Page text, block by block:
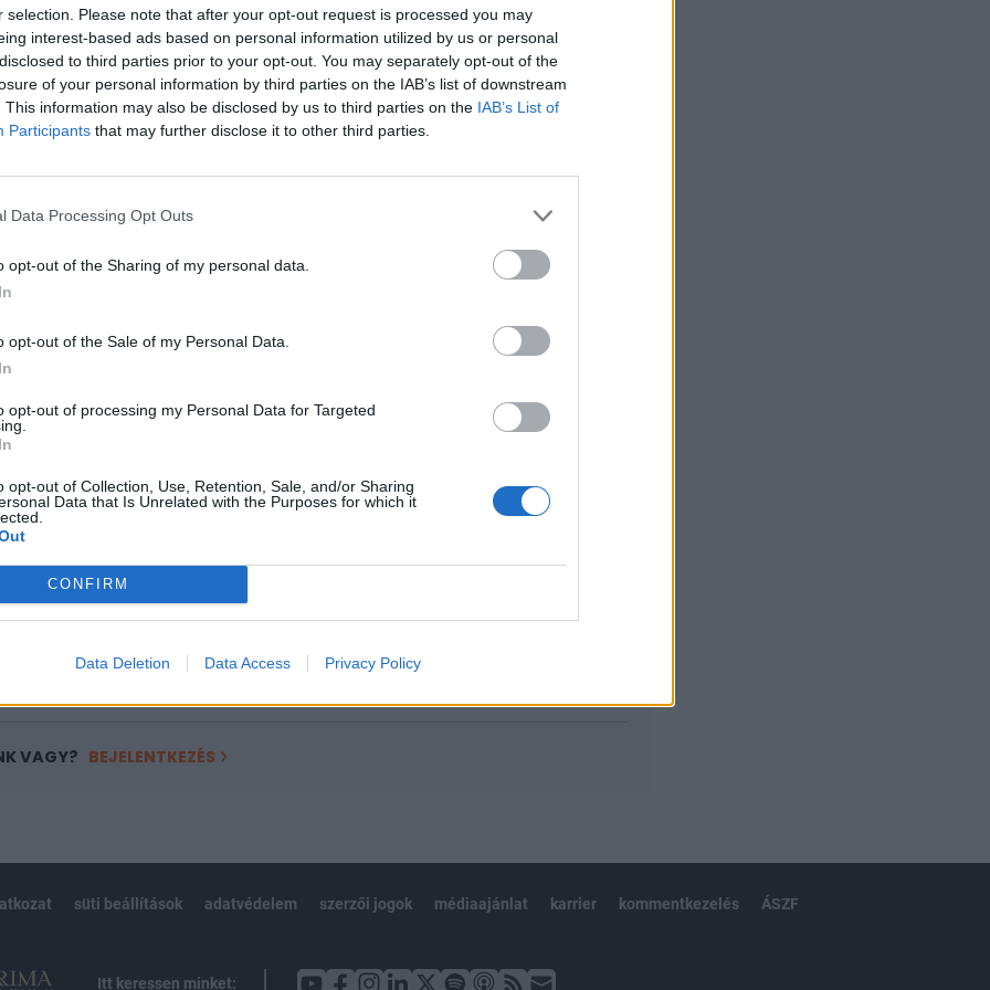
selection. Please note that after your opt-out request is processed you may
interest-based ads based on personal information utilized by us or personal
to third parties prior to your opt-out. You may separately opt-out of the
of your personal information by third parties on the IAB’s list of downstream
This information may also be disclosed by us to third parties on the IAB’s List of
Participants that may further disclose it to other third parties.
Data Processing Opt Outs
opt-out of the Sharing of my personal data.
opt-out of the Sale of my Personal Data.
opt-out of processing my Personal Data for Targeted
opt-out of Collection, Use, Retention, Sale, and/or Sharing
Data that Is Unrelated with the Purposes for which it
CONFIRM
Data Deletion Data Access Privacy Policy
hogy az Európai Gyógyszerügynökség szakbizottsága pozitív
Junod és Yaxwer nevű bioszimiláris denosumab készítményeik
hozatali engedélyére. Ezek a gyógyszerek a csontritkulás,
megbetegedések és óriássejtes csontdaganatok kezelésére
fontos mérföldkő a Richter számára, mivel ez lenne az első
portfólióját.
2026Új lehetőségek a magyar egészségügy előtt - De mégis mihez kezd ezzel a
szektor? Jubileumi konferenciánkon kiderül.Információ és jelentkezésA Richter a
után tette közzé, hogy az Európai Gyógyszerügynökség (EMA) Emberi
gyógyszerkészítmények bizottsága (CHMP) pozitív véleményt...
tartalmazza:
cikkarchívum
elmúlt 2 év napon belüli
VAGY? BEJELENTKEZÉS
süti beállítások adatvédelem szerzői jogok médiaajánlat karrier kommentkezelés ÁSZF
Itt keressen minket: